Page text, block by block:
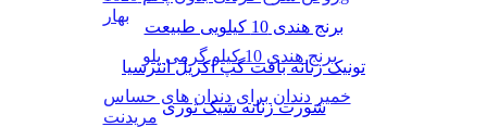
بهار
برنج هندی 10 کیلو گرمی پلو
خمیر دندان برای دندان های حساس
مریدنت
برنج هندی 10 کیلویی طبیعت
تونیک زنانه بافت گپ اکریل انترسیا
شورت زنانه شیک توری